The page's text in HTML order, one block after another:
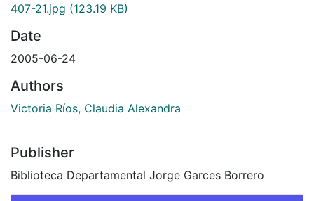
407-21.jpg (123.19 KB)
Date
2005-06-24
Authors
Victoria Ríos, Claudia Alexandra
Publisher
Biblioteca Departamental Jorge Garces Borrero